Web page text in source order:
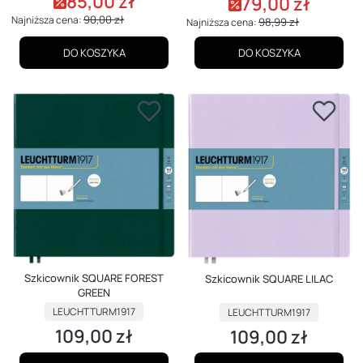
Najniższa cena:90,00 zł
DO KOSZYKA
Najniższa cena:98,99 zł
DO KOSZYKA
Szkicownik SQUARE FOREST
GREEN
PRODUCENT
LEUCHTTURM1917
Cena
109,00 zł
Szkicownik SQUARE LILAC
PRODUCENT
LEUCHTTURM1917
Cena
109,00 zł